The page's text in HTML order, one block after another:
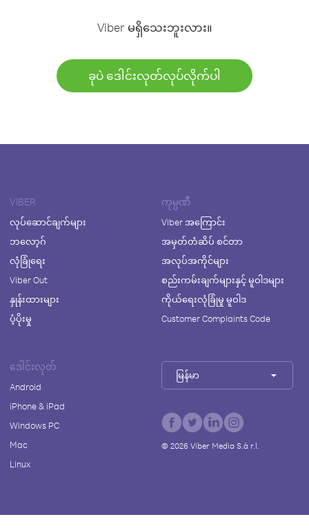
Viber မရှိသေးဘူးလား။
ခုပဲ ဒေါင်းလုတ်လုပ်လိုက်ပါ
VIBER
လုပ်ဆောင်ချက်များ
ဘလော့ဂ်
လုံခြုံရေး
Viber Out
နှုန်းထားများ
ပံ့ပိုးမှု
ကုမ္ပဏီ
Viber အကြောင်း
အမှတ်တံဆိပ် စင်တာ
အလုပ်အကိုင်များ
စည်းကမ်းချက်များနှင့် မူဝါဒများ
ကိုယ်ရေးလုံခြုံမှု မူဝါဒ
Customer Complaints Code
ဒေါင်းလုတ်
Android
iPhone & iPad
Windows PC
Mac
Linux
မြန်မာ
© 2026Viber Media S.à r.l.